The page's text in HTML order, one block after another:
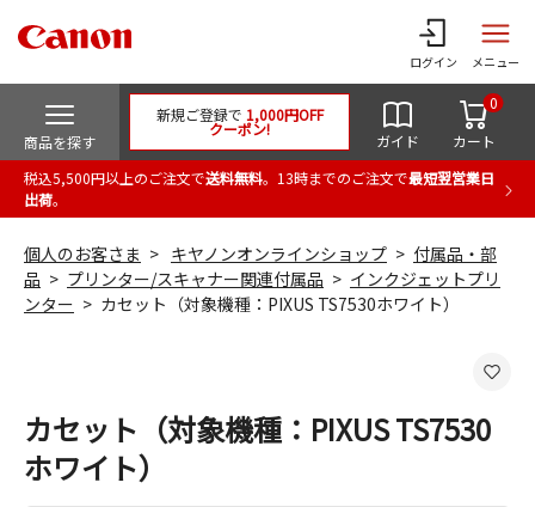
ログイン メニュー
商品を探す
新規ご登録で 1,000円OFF
クーポン!
ガイド カート
0
税込5,500円以上のご注文で送料無料。13時までのご注文で最短翌営業日
出荷。
個人のお客さま キヤノンオンラインショップ
付属品・部
品
プリンター/スキャナー関連付属品
インクジェットプリ
ンター
カセット（対象機種：PIXUS TS7530ホワイト）
カセット（対象機種：PIXUS TS7530
ホワイト）